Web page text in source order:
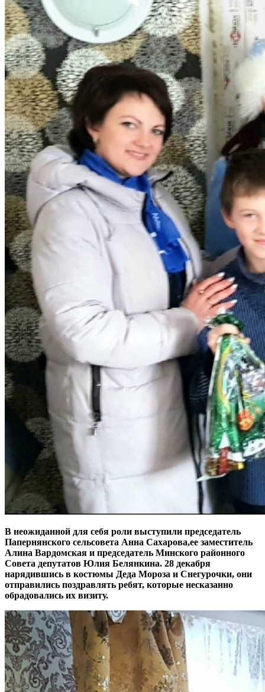
В неожиданной для себя роли выступили председатель
Папернянского сельсовета Анна Сахарова,ее заместитель
Алина Вардомская и председатель Минского районного
Совета депутатов Юлия Белянкина. 28 декабря
нарядившись в костюмы Деда Мороза и Снегурочки, они
отправились поздравлять ребят, которые несказанно
обрадовались их визиту.